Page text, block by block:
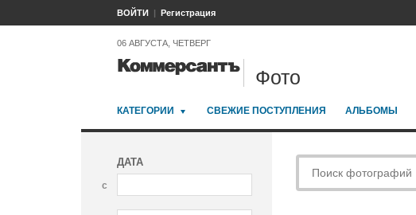
ВОЙТИ Регистрация
06 АВГУСТА, ЧЕТВЕРГ
Фото
КАТЕГОРИИ СВЕЖИЕ ПОСТУПЛЕНИЯ АЛЬБОМЫ
ДАТА
с